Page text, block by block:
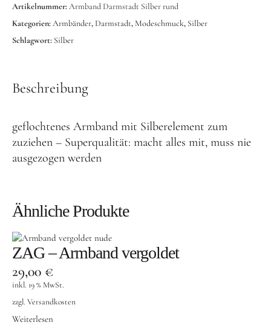
Artikelnummer:Armband Darmstadt Silber rund
Kategorien:Armbänder, Darmstadt, Modeschmuck, Silber
Schlagwort: Silber
Beschreibung
geflochtenes Armband mit Silberelement zum
zuziehen – Superqualität: macht alles mit, muss nie
ausgezogen werden
Ähnliche Produkte
ZAG – Armband vergoldet
29,00 €
inkl. 19 % MwSt.
zzgl. Versandkosten
Weiterlesen